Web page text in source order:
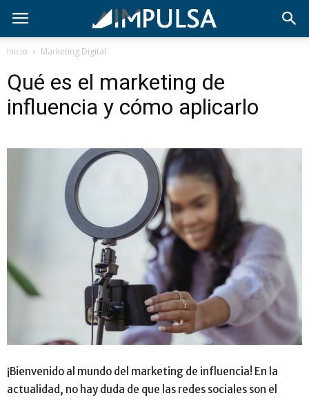
Inicio Marketing Digital
Qué es el marketing de
influencia y cómo aplicarlo
¡Bienvenido al mundo del marketing de influencia! En la
actualidad, no hay duda de que las redes sociales son el